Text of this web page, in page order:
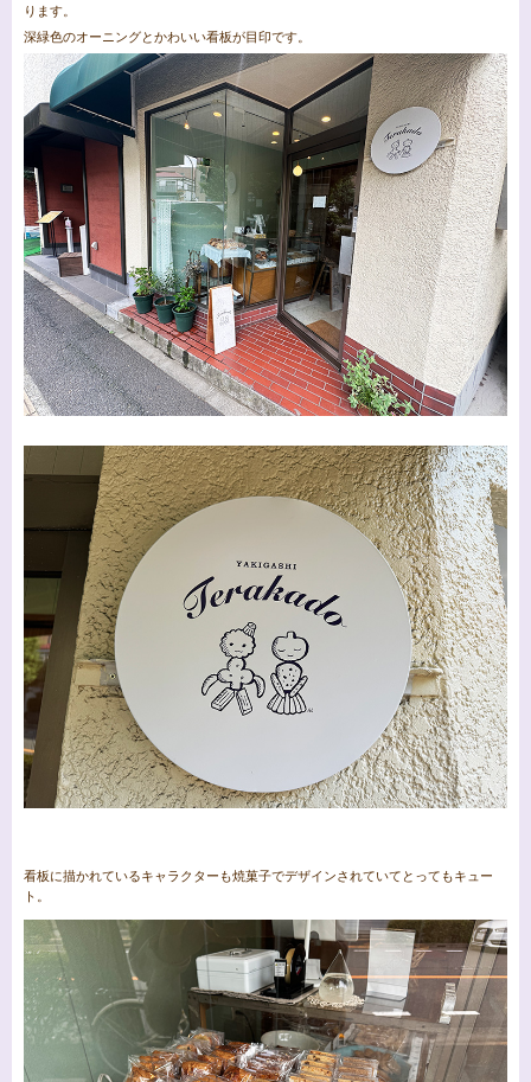
ります。
深緑色のオーニングとかわいい看板が目印です。
看板に描かれているキャラクターも焼菓子でデザインされていてとってもキュー
ト。